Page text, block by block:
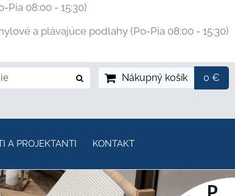
Pia 08:00 - 15:30)
a plávajúce podlahy (Po-Pia 08:00 - 15:30)
Nákupný košík 0 €
A PROJEKTANTI KONTAKT